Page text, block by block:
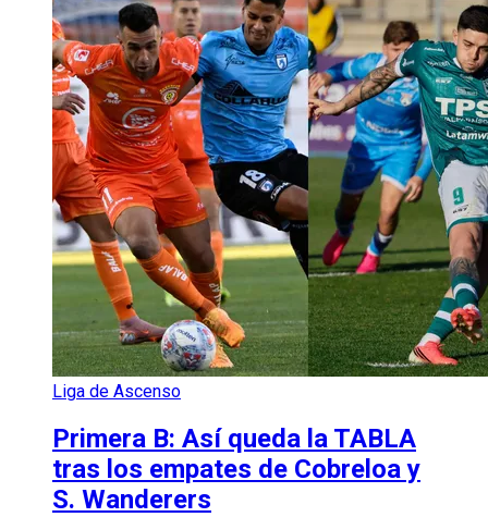
Liga de Ascenso
Primera B: Así queda la TABLA
tras los empates de Cobreloa y
S. Wanderers